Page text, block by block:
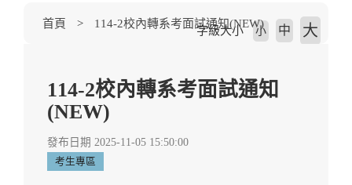
首頁 114-2校內轉系考面試通知(NEW)
字級大小 小 中 大
114-2校內轉系考面試通知
(NEW)
發布日期 2025-11-05 15:50:00
考生專區